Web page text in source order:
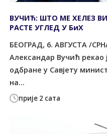
прије 2 сата
ВУЧИЋ: ШТО МЕ ХЕЛЕЗ
РАСТЕ УГЛЕД У БиХ
БЕОГРАД, 6. АВГУСТА /
Александар Вучић рекао
одбране у Савјету
на...